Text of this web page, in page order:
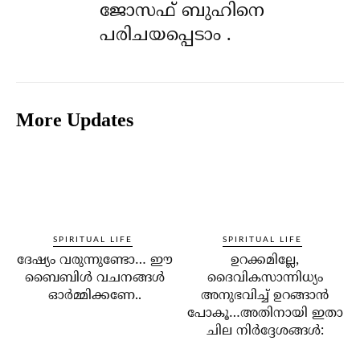
ജോസഫ് ബുഹിനെ
പരിചയപ്പെടാം .
More Updates
SPIRITUAL LIFE
ദേഷ്യം വരുന്നുണ്ടോ… ഈ
ബൈബിള്‍ വചനങ്ങള്‍
ഓര്‍മ്മിക്കണേ..
SPIRITUAL LIFE
ഉറക്കമില്ലേ,
ദൈവികസാന്നിധ്യം
അനുഭവിച്ച് ഉറങ്ങാന്‍
പോകൂ…അതിനായി ഇതാ
ചില നിര്‍ദ്ദേശങ്ങള്‍: